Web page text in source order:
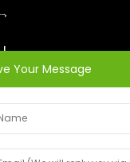
ینتائی
Your Message